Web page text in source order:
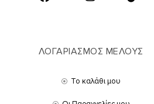
ΛΟΓΑΡΙΑΣΜΟΣ ΜΕΛΟΥΣ
Το καλάθι μου